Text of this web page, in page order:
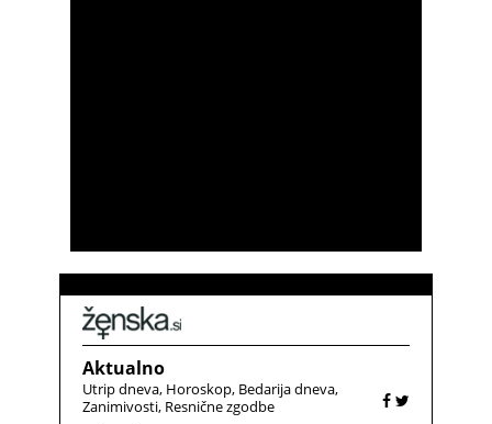
Aktualno
Utrip dneva Horoskop Bedarija dneva
Zanimivosti Resnične zgodbe